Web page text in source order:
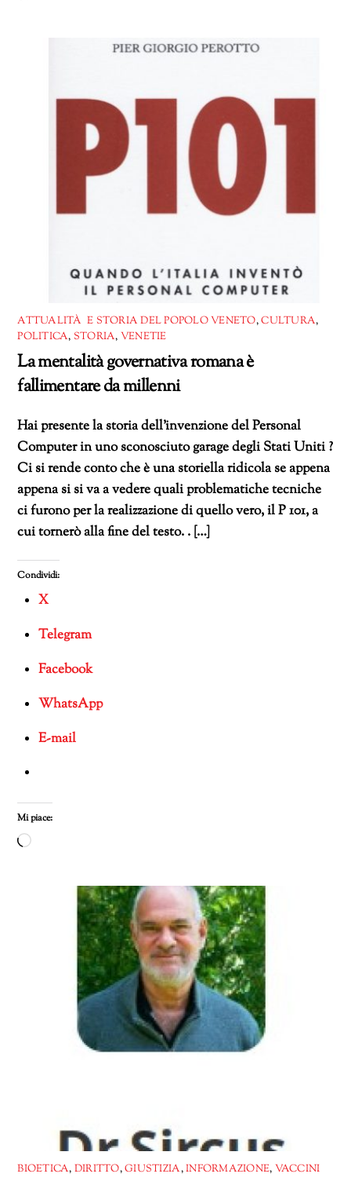
ATTUALITÀ E STORIA DEL POPOLO VENETO,CULTURA,
POLITICA, STORIA, VENETIE
La mentalità governativa romana è
fallimentare da millenni
Hai presente la storia dell’invenzione del Personal
Computer in uno sconosciuto garage degli Stati Uniti ?
Ci si rende conto che è una storiella ridicola se appena
appena si si va a vedere quali problematiche tecniche
ci furono per la realizzazione di quello vero, il P 101, a
cui tornerò alla fine del testo. . […]
Condividi:
X
Telegram
Facebook
WhatsApp
E-mail
Mi piace:
Caricamento
BIOETICA, DIRITTO,GIUSTIZIA,INFORMAZIONE, VACCINI